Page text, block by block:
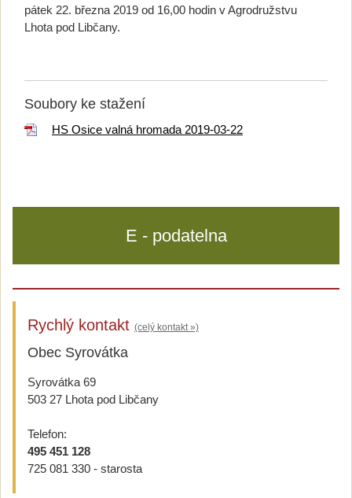
pátek 22. března 2019 od 16,00 hodin v Agrodružstvu
Lhota pod Libčany.
Soubory ke stažení
HS Osice valná hromada 2019-03-22
E - podatelna
Rychlý kontakt (celý kontakt »)
Obec Syrovátka
Syrovátka 69
503 27 Lhota pod Libčany
Telefon:
495 451 128
725 081 330 - starosta